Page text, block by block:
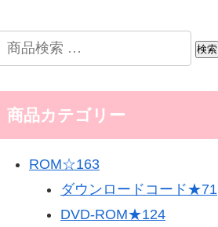
検索
商品カテゴリー
ROM☆163
ダウンロードコード★71
DVD-ROM★124